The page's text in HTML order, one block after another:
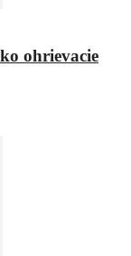
ohrievacie